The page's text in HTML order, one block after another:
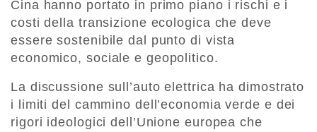
Cina hanno portato in primo piano i rischi e i
costi della transizione ecologica che deve
essere sostenibile dal punto di vista
economico, sociale e geopolitico.
La discussione sull’auto elettrica ha dimostrato
i limiti del cammino dell’economia verde e dei
rigori ideologici dell’Unione europea che